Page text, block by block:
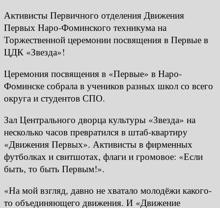
Активисты Первичного отделения Движения
Первых Наро-Фоминского техникума на
Торжественной церемонии посвящения в Первые в
ЦДК «Звезда»!
Церемония посвящения в «Первые» в Наро-
Фоминске собрала в учеников разных школ со всего
округа и студентов СПО.
Зал Центрального дворца культуры «Звезда» на
несколько часов превратился в штаб-квартиру
«Движения Первых». Активисты в фирменных
футболках и свитшотах, флаги и громовое: «Если
быть, то быть Первым!».
«На мой взгляд, давно не хватало молодёжи какого-
то объединяющего движения. И «Движение